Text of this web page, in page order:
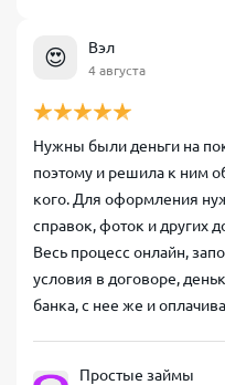
😍 Вэл
4 августа
Нужны были деньги на
поэтому и решила к ним
кого. Для оформления
справок, фоток и других
Весь процесс онлайн,
условия в договоре,
банка, с нее же и
Простые займы